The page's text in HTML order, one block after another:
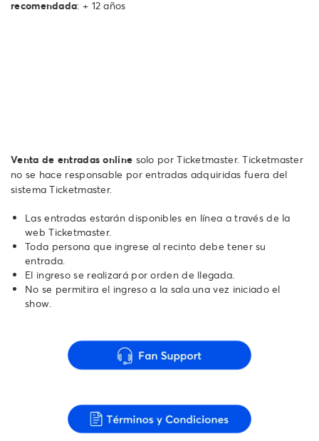
recomendada: + 12 años
Venta de entradas online solo por Ticketmaster. Ticketmaster
no se hace responsable por entradas adquiridas fuera del
sistema Ticketmaster.
Las entradas estarán disponibles en línea a través de la
web Ticketmaster.
Toda persona que ingrese al recinto debe tener su
entrada.
El ingreso se realizará por orden de llegada.
No se permitira el ingreso a la sala una vez iniciado el
show.